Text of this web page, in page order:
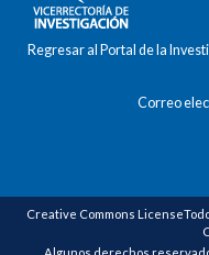
Regresar al Portal de la
Correo
Creative Commons